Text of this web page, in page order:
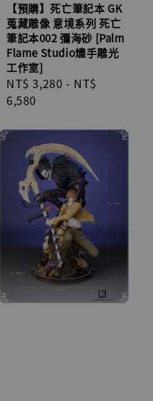
【預購】死亡筆記本 GK
蒐藏雕像 意境系列 死亡
筆記本002 彌海砂 [Palm
Flame Studio燼手雕光
工作室]
Regular
price
NT$ 3,280 - NT$
6,580